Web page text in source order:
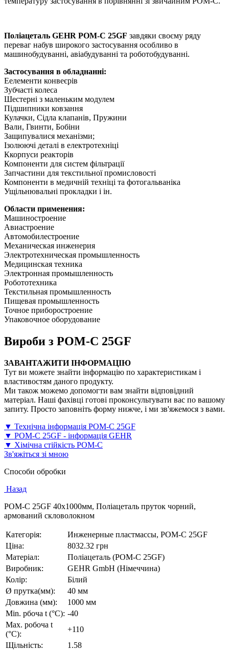
Поліацеталь GEHR POM-C 25GF завдяки своєму ряду
переваг набув широкого застосування особливо в
машинобудуванні, авіабудуванні та роботобудуванні.
Застосування в обладнанні:
Еелементи конвеєрів
Зубчасті колеса
Шестерні з маленьким модулем
Підшипники ковзання
Кулачки, Сідла клапанів, Пружини
Вали, Гвинти, Бобіни
Защипувалися механізми;
Ізолюючі деталі в електротехніці
Ккорпуси реакторів
Компоненти для систем фільтрації
Запчастини для текстильної промисловості
Компоненти в медичній техніці та фотогальваніка
Ущільнювальні прокладки і ін.
Области применения:
Машиностроение
Авиастроение
Автомобилестроение
Механическая инженерия
Электротехническая промышленность
Медицинская техника
Электронная промышленность
Робототехника
Текстильная промышленность
Пищевая промышленность
Точное приборостроение
Упаковочное оборудование
Вироби з POM-C 25GF
ЗАВАНТАЖИТИ ІНФОРМАЦІЮ
Тут ви можете знайти інформацію по характеристикам і
властивостям даного продукту.
Ми також можемо допомогти вам знайти відповідний
матеріал. Наші фахівці готові проконсультувати вас по вашому
запиту. Просто заповніть форму нижче, і ми зв'яжемося з вами.
▼ Технічна інформація POM-C 25GF
▼ POM-C 25GF - інформація GEHR
▼ Хімічна стійкість POM-C
Зв'яжіться зі мною
Способи обробки
Назад
POM-C 25GF 40х1000мм, Поліацеталь пруток чорний,
армований скловолокном
Категорія:
Инженерные пластмассы, POM-C 25GF
Ціна:
8032.32 грн
Матеріал:
Поліацеталь (PОМ-C 25GF)
Виробник:
GEHR GmbH (Німеччина)
Колір:
Білий
Ø прутка(мм):
40 мм
Довжина (мм):
1000 мм
Min. рбоча t (°C): -40
Max. робоча t
(°C):
+110
Щільність:
1.58